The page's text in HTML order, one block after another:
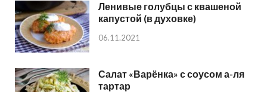
Ленивые голубцы с квашеной
капустой (в духовке)
06.11.2021
Салат «Варёнка» с соусом а-ля
тартар